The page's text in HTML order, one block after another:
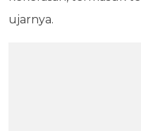
ujarnya.